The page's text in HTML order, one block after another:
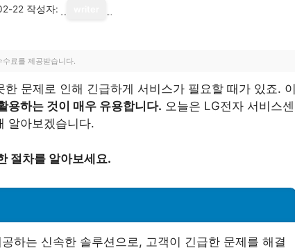
22 작성자:
료를 제공받습니다.
문제로 인해 긴급하게 서비스가 필요할 때가 있죠. 이
용하는 것이 매우 유용합니다. 오늘은 LG전자 서비스센
알아보겠습니다.
절차를 알아보세요.
하는 신속한 솔루션으로, 고객이 긴급한 문제를 해결